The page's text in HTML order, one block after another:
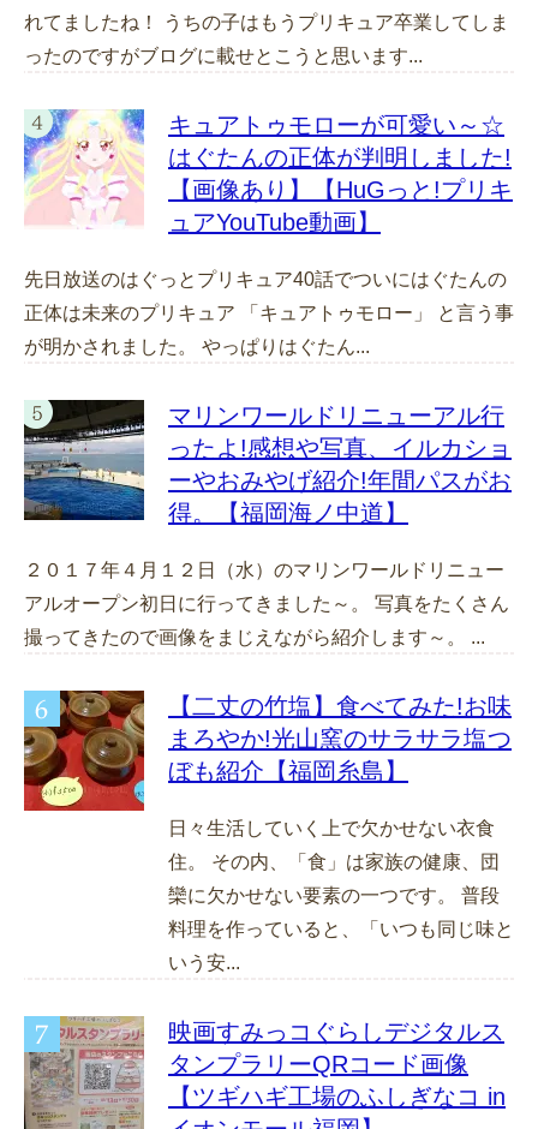
れてましたね！ うちの子はもうプリキュア卒業してしま
ったのですがブログに載せとこうと思います...
キュアトゥモローが可愛い～☆
はぐたんの正体が判明しました!
【画像あり】【HuGっと!プリキ
ュアYouTube動画】
先日放送のはぐっとプリキュア40話でついにはぐたんの
正体は未来のプリキュア 「キュアトゥモロー」 と言う事
が明かされました。 やっぱりはぐたん...
マリンワールドリニューアル行
ったよ!感想や写真、イルカショ
ーやおみやげ紹介!年間パスがお
得。【福岡海ノ中道】
２０１７年４月１２日（水）のマリンワールドリニュー
アルオープン初日に行ってきました～。 写真をたくさん
撮ってきたので画像をまじえながら紹介します～。 ...
【二丈の竹塩】食べてみた!お味
まろやか!光山窯のサラサラ塩つ
ぼも紹介【福岡糸島】
日々生活していく上で欠かせない衣食
住。 その内、「食」は家族の健康、団
欒に欠かせない要素の一つです。 普段
料理を作っていると、「いつも同じ味と
いう安...
映画すみっコぐらしデジタルス
タンプラリーQRコード画像
【ツギハギ工場のふしぎなコ in